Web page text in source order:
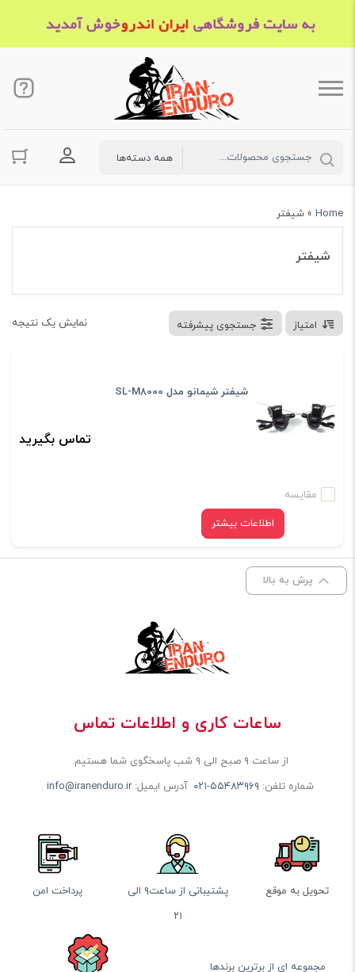
ورود به
Home
» شیفتر
شیفتر
نمایش یک نتیجه امتیاز جستجوی پیشرفته
شیفتر شیمانو مدل SL-M8000
تماس بگیرید
مقایسه
اطلاعات بیشتر
پرش به بالا
ساعات کاری و اطلاعات تماس
از ساعت ۹ صبح الی ۹ شب پاسخگوی شما هستیم.
شماره تلفن: ۰۲۱-۵۵۴۸۳۹۶۹ آدرس ایمیل:info@iranenduro.ir
تحویل به موقع
پشتیبانی از ساعت۹ الی
۲۱
پرداخت امن
مجموعه ای از برترین برندها